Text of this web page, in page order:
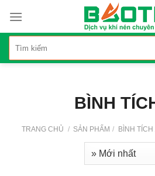
content
BÌNH
TRANG CHỦ / SẢN PHẨM / BÌNH TÍCH